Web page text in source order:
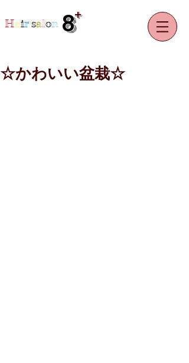
8
Hairsalon +
☆かわいい盆栽☆